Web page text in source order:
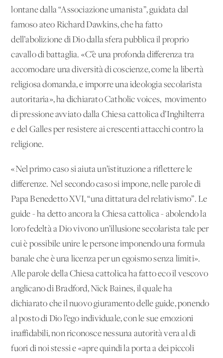
lontane dalla “Associazione umanista”, guidata dal
famoso ateo Richard Dawkins, che ha fatto
dell’abolizione di Dio dalla sfera pubblica il proprio
cavallo di battaglia. «C’è una profonda differenza tra
accomodare una diversità di coscienze, come la libertà
religiosa domanda, e imporre una ideologia secolarista
autoritaria», ha dichiarato Catholic voices, movimento
di pressione avviato dalla Chiesa cattolica d’Inghilterra
e del Galles per resistere ai crescenti attacchi contro la
religione.
«Nel primo caso si aiuta un’istituzione a riflettere le
differenze. Nel secondo caso si impone, nelle parole di
Papa Benedetto XVI, “una dittatura del relativismo”. Le
guide - ha detto ancora la Chiesa cattolica - abolendo la
loro fedeltà a Dio vivono un’illusione secolarista tale per
cui è possibile unire le persone imponendo una formula
banale che è una licenza per un egoismo senza limiti».
Alle parole della Chiesa cattolica ha fatto eco il vescovo
anglicano di Bradford, Nick Baines, il quale ha
dichiarato che il nuovo giuramento delle guide, ponendo
al posto di Dio l’ego individuale, con le sue emozioni
inaffidabili, non riconosce nessuna autorità vera al di
fuori di noi stessi e «apre quindi la porta a dei piccoli